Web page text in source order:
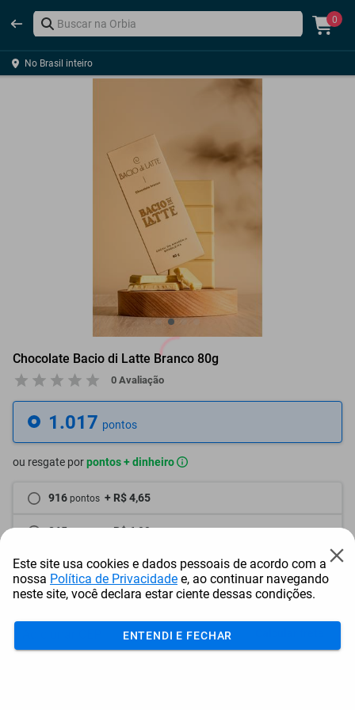
0
No Brasil inteiro
Chocolate Bacio di Latte Branco 80g
0 Avaliação
1.017 pontos
ou resgate porpontos + dinheiro
916 pontos + R$ 4,65
865 + R$ 6,99
814 pontos + R$ 9,34
Este site usa cookies e dados pessoais de acordo com a
nossa Política de Privacidade e, ao continuar navegando
neste site, você declara estar ciente dessas condições.
ENTENDI E FECHAR